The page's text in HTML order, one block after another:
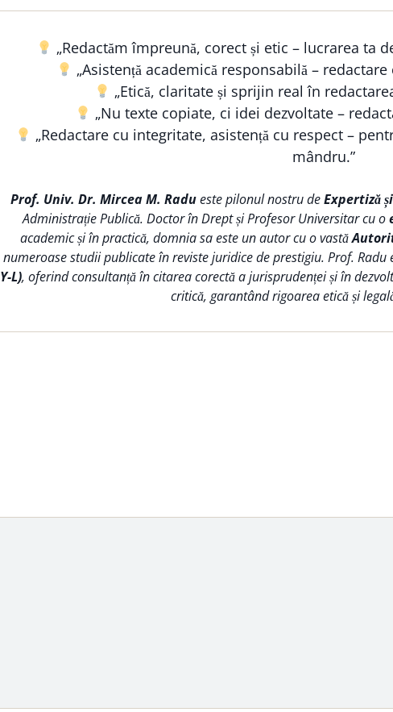
„Redactăm împreună, corect și etic – lucrarea ta
„Asistență academică responsabilă –
„Etică, claritate și sprijin real în
„Nu texte copiate, ci idei dezvoltate –
„Redactare cu integritate, asistență cu respect –
mândru.”
Prof. Univ. Dr. Mircea M. Radueste pilonul nostru deExpertiză
Administrație Publică. Doctor în Drept și Profesor Universitar cu o
academic și în practică, domnia sa este un autor cu o vastă
numeroase studii publicate în reviste juridice de prestigiu. Prof. Radu
Y-L), oferind consultanță în citarea corectă a jurisprudenței și în
critică, garantând rigoarea etică și